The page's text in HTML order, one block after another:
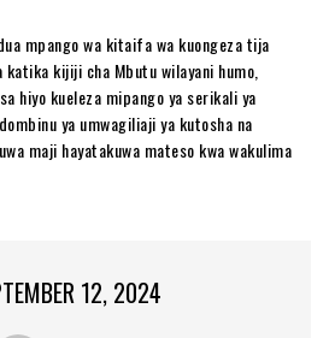
mpango wa kitaifa wa kuongeza tija
kijiji cha Mbutu wilayani humo,
hiyo kueleza mipango ya serikali ya
ya umwagiliaji ya kutosha na
maji hayatakuwa mateso kwa wakulima
12, 2024